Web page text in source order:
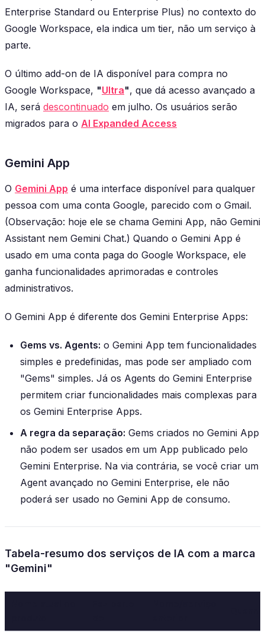
Enterprise Standard ou Enterprise Plus) no contexto do
Google Workspace, ela indica um tier, não um serviço à
parte.
O último add-on de IA disponível para compra no
Google Workspace, "Ultra", que dá acesso avançado a
IA, será descontinuado em julho. Os usuários serão
migrados para o AI Expanded Access
Gemini App
O Gemini App é uma interface disponível para qualquer
pessoa com uma conta Google, parecido com o Gmail.
(Observação: hoje ele se chama Gemini App, não Gemini
Assistant nem Gemini Chat.) Quando o Gemini App é
usado em uma conta paga do Google Workspace, ele
ganha funcionalidades aprimoradas e controles
administrativos.
O Gemini App é diferente dos Gemini Enterprise Apps:
Gems vs. Agents: o Gemini App tem funcionalidades
simples e predefinidas, mas pode ser ampliado com
"Gems" simples. Já os Agents do Gemini Enterprise
permitem criar funcionalidades mais complexas para
os Gemini Enterprise Apps.
A regra da separação: Gems criados no Gemini App
não podem ser usados em um App publicado pelo
Gemini Enterprise. Na via contrária, se você criar um
Agent avançado no Gemini Enterprise, ele não
poderá ser usado no Gemini App de consumo.
Tabela-resumo dos serviços de IA com a marca
"Gemini"